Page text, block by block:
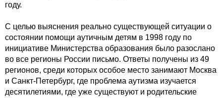
году.
C целью выяснения реально существующей ситуации о
состоянии помощи аутичным детям в 1998 году по
инициативе Министерства образования было разослано
во все регионы России письмо. Ответы получены из 49
регионов, среди которых особое место занимают Москва
и Санкт-Петербург, где проблема аутизма изучается
десятилетиями, где уже существуют и родительские